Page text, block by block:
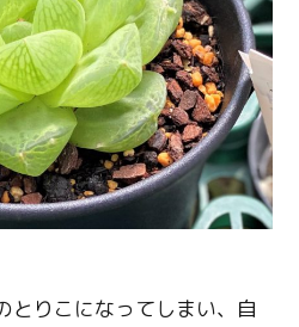
とりこになってしまい、自
URL